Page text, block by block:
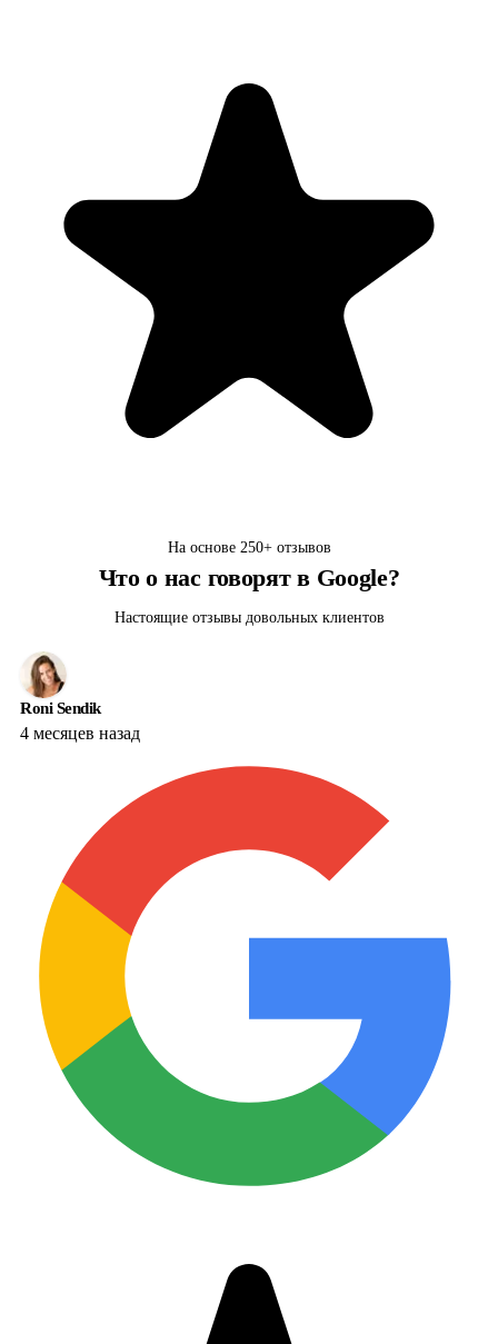
На основе 250+ отзывов
Что о нас говорят в Google?
Настоящие отзывы довольных клиентов
Roni Sendik
4 месяцев назад